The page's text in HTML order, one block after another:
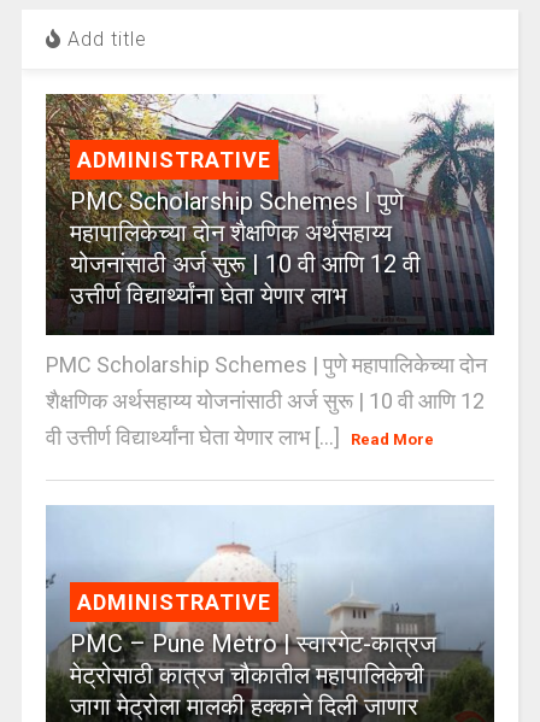
Add title
ADMINISTRATIVE
PMC Scholarship Schemes | पुणे
महापालिकेच्या दोन शैक्षणिक अर्थसहाय्य
योजनांसाठी अर्ज सुरू | 10 वी आणि 12 वी
उत्तीर्ण विद्यार्थ्यांना घेता येणार लाभ
PMC Scholarship Schemes | पुणे महापालिकेच्या दोन
शैक्षणिक अर्थसहाय्य योजनांसाठी अर्ज सुरू | 10 वी आणि 12
वी उत्तीर्ण विद्यार्थ्यांना घेता येणार लाभ [...]
Read More
ADMINISTRATIVE
PMC – Pune Metro | स्वारगेट-कात्रज
मेट्रोसाठी कात्रज चौकातील महापालिकेची
जागा मेट्रोला मालकी हक्काने दिली जाणार